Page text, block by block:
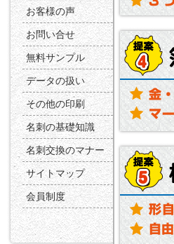
お客様の声
お問い合せ
無料サンプル
データの扱い
その他の印刷
名刺の基礎知識
名刺交換のマナー
サイトマップ
会員制度